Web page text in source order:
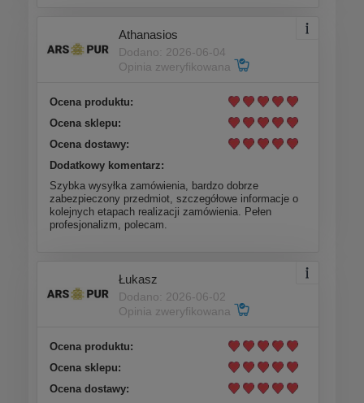
Athanasios
Dodano: 2026-06-04
Opinia zweryfikowana
Ocena produktu:
Ocena sklepu:
Ocena dostawy:
Dodatkowy komentarz:
Szybka wysyłka zamówienia, bardzo dobrze
zabezpieczony przedmiot, szczegółowe informacje o
kolejnych etapach realizacji zamówienia. Pełen
profesjonalizm, polecam.
Łukasz
Dodano: 2026-06-02
Opinia zweryfikowana
Ocena produktu:
Ocena sklepu:
Ocena dostawy: